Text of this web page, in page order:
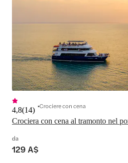
Crociera con cena al tramonto nel
4,8(14) Crociere con cena
da
129 A$